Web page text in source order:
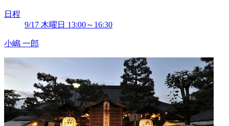
日程
9/17 木曜日 13:00～16:30
小嶋 一郎